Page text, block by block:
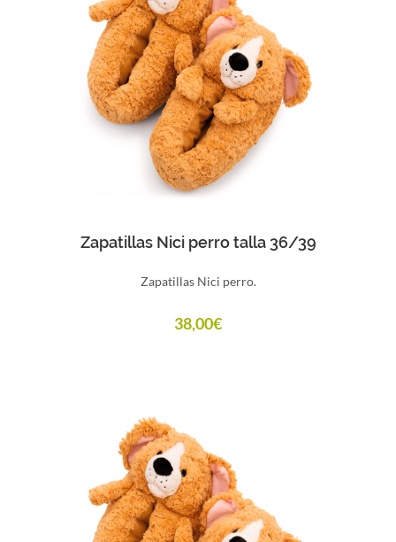
Comprar
Zapatillas Nici perro talla 36/39
Zapatillas Nici perro.
38,00€